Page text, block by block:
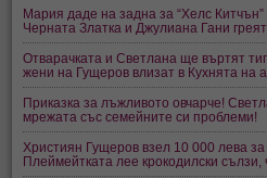
Мария даде на задна за “Хелс
Черната Златка и Джулиана Гани греят
Отварачката и Светлана ще въртят
жени на Гущеров влизат в Кухнята на
Приказка за лъжливото овчарче!
мрежата със семейните си проблеми!
Християн Гущеров взел 10 000 лева
Плеймейтката лее крокодилски сълзи,